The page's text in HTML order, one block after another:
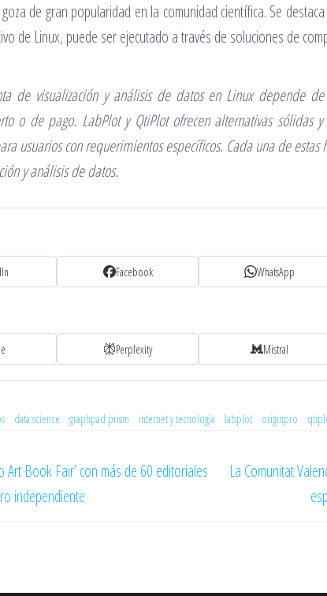
de gran popularidad en la comunidad científica. Se
de Linux, puede ser ejecutado a través de soluciones de
de visualización y análisis de datos en Linux depende
o de pago. LabPlot y QtiPlot ofrecen alternativas sólidas
usuarios con requerimientos específicos. Cada una de
y análisis de datos.
Facebook WhatsApp
Perplexity Mistral
data science graphpad prism internet y tecnología labplot originpro
Art Book Fair’ con más de 60 editoriales
independiente
La Comunitat